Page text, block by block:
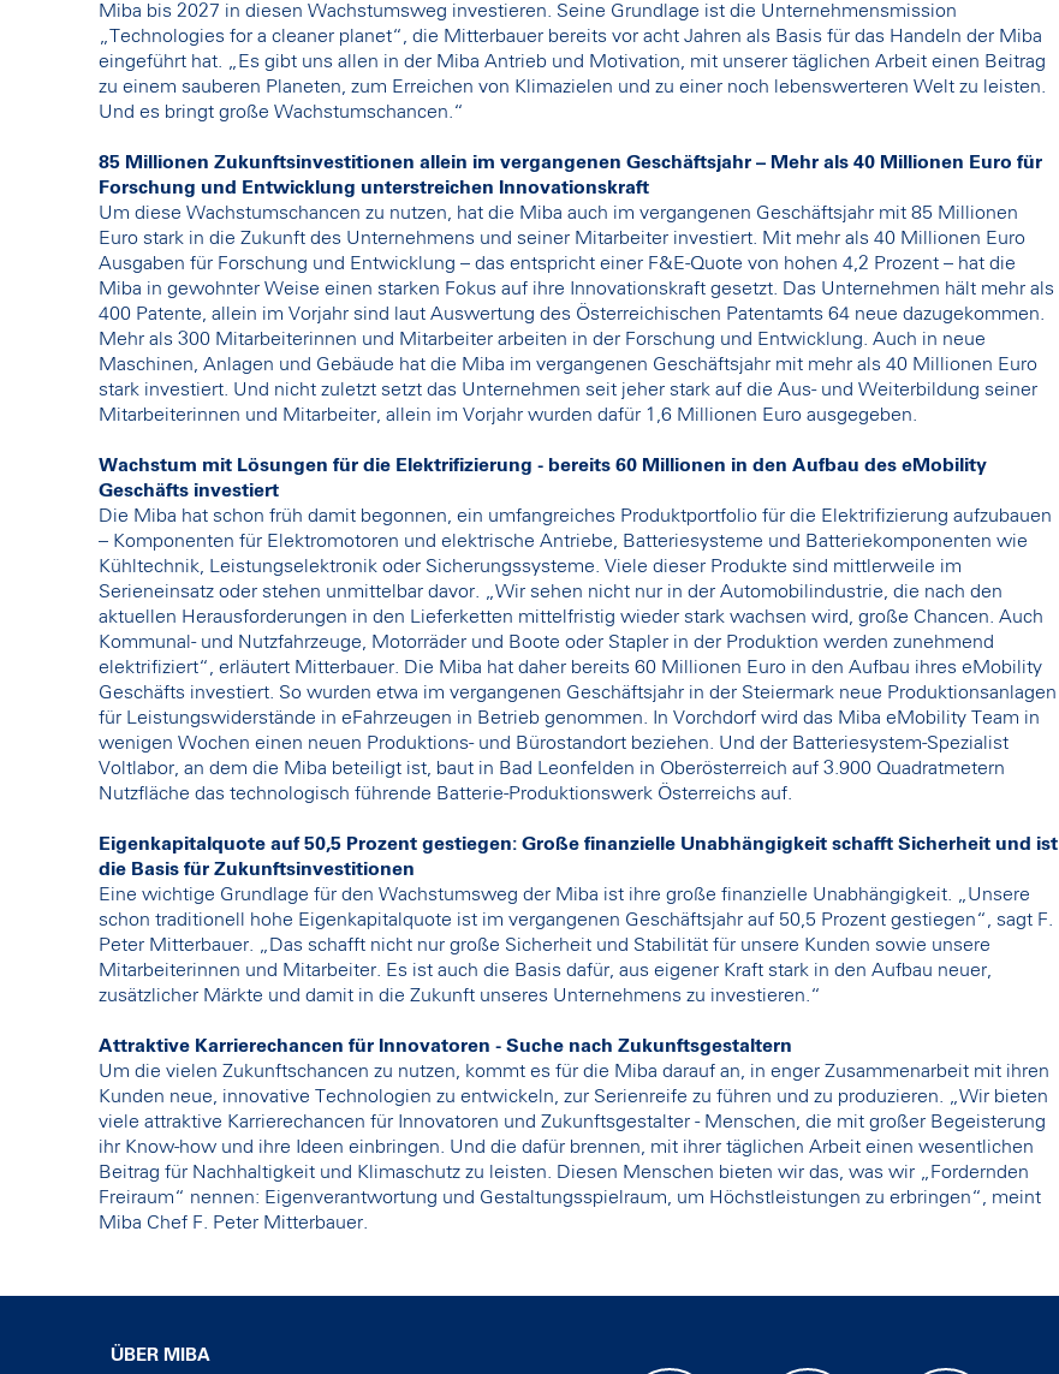
Miba bis 2027 in diesen Wachstumsweg investieren. Seine Grundlage ist die Unternehmensmission
„Technologies for a cleaner planet“, die Mitterbauer bereits vor acht Jahren als Basis für das Handeln der Miba
eingeführt hat. „Es gibt uns allen in der Miba Antrieb und Motivation, mit unserer täglichen Arbeit einen Beitrag
zu einem sauberen Planeten, zum Erreichen von Klimazielen und zu einer noch lebenswerteren Welt zu leisten.
Und es bringt große Wachstumschancen.“
85 Millionen Zukunftsinvestitionen allein im vergangenen Geschäftsjahr – Mehr als 40 Millionen Euro für
Forschung und Entwicklung unterstreichen Innovationskraft
Um diese Wachstumschancen zu nutzen, hat die Miba auch im vergangenen Geschäftsjahr mit 85 Millionen
Euro stark in die Zukunft des Unternehmens und seiner Mitarbeiter investiert. Mit mehr als 40 Millionen Euro
Ausgaben für Forschung und Entwicklung – das entspricht einer F&E-Quote von hohen 4,2 Prozent – hat die
Miba in gewohnter Weise einen starken Fokus auf ihre Innovationskraft gesetzt. Das Unternehmen hält mehr als
400 Patente, allein im Vorjahr sind laut Auswertung des Österreichischen Patentamts 64 neue dazugekommen.
Mehr als 300 Mitarbeiterinnen und Mitarbeiter arbeiten in der Forschung und Entwicklung. Auch in neue
Maschinen, Anlagen und Gebäude hat die Miba im vergangenen Geschäftsjahr mit mehr als 40 Millionen Euro
stark investiert. Und nicht zuletzt setzt das Unternehmen seit jeher stark auf die Aus- und Weiterbildung seiner
Mitarbeiterinnen und Mitarbeiter, allein im Vorjahr wurden dafür 1,6 Millionen Euro ausgegeben.
Wachstum mit Lösungen für die Elektrifizierung - bereits 60 Millionen in den Aufbau des eMobility
Geschäfts investiert
Die Miba hat schon früh damit begonnen, ein umfangreiches Produktportfolio für die Elektrifizierung aufzubauen
– Komponenten für Elektromotoren und elektrische Antriebe, Batteriesysteme und Batteriekomponenten wie
Kühltechnik, Leistungselektronik oder Sicherungssysteme. Viele dieser Produkte sind mittlerweile im
Serieneinsatz oder stehen unmittelbar davor. „Wir sehen nicht nur in der Automobilindustrie, die nach den
aktuellen Herausforderungen in den Lieferketten mittelfristig wieder stark wachsen wird, große Chancen. Auch
Kommunal- und Nutzfahrzeuge, Motorräder und Boote oder Stapler in der Produktion werden zunehmend
elektrifiziert“, erläutert Mitterbauer. Die Miba hat daher bereits 60 Millionen Euro in den Aufbau ihres eMobility
Geschäfts investiert. So wurden etwa im vergangenen Geschäftsjahr in der Steiermark neue Produktionsanlagen
für Leistungswiderstände in eFahrzeugen in Betrieb genommen. In Vorchdorf wird das Miba eMobility Team in
wenigen Wochen einen neuen Produktions- und Bürostandort beziehen. Und der Batteriesystem-Spezialist
Voltlabor, an dem die Miba beteiligt ist, baut in Bad Leonfelden in Oberösterreich auf 3.900 Quadratmetern
Nutzfläche das technologisch führende Batterie-Produktionswerk Österreichs auf.
Eigenkapitalquote auf 50,5 Prozent gestiegen: Große finanzielle Unabhängigkeit schafft Sicherheit und ist
die Basis für Zukunftsinvestitionen
Eine wichtige Grundlage für den Wachstumsweg der Miba ist ihre große finanzielle Unabhängigkeit. „Unsere
schon traditionell hohe Eigenkapitalquote ist im vergangenen Geschäftsjahr auf 50,5 Prozent gestiegen“, sagt F.
Peter Mitterbauer. „Das schafft nicht nur große Sicherheit und Stabilität für unsere Kunden sowie unsere
Mitarbeiterinnen und Mitarbeiter. Es ist auch die Basis dafür, aus eigener Kraft stark in den Aufbau neuer,
zusätzlicher Märkte und damit in die Zukunft unseres Unternehmens zu investieren.“
Attraktive Karrierechancen für Innovatoren - Suche nach Zukunftsgestaltern
Um die vielen Zukunftschancen zu nutzen, kommt es für die Miba darauf an, in enger Zusammenarbeit mit ihren
Kunden neue, innovative Technologien zu entwickeln, zur Serienreife zu führen und zu produzieren. „Wir bieten
viele attraktive Karrierechancen für Innovatoren und Zukunftsgestalter - Menschen, die mit großer Begeisterung
ihr Know-how und ihre Ideen einbringen. Und die dafür brennen, mit ihrer täglichen Arbeit einen wesentlichen
Beitrag für Nachhaltigkeit und Klimaschutz zu leisten. Diesen Menschen bieten wir das, was wir „Fordernden
Freiraum“ nennen: Eigenverantwortung und Gestaltungsspielraum, um Höchstleistungen zu erbringen“, meint
Miba Chef F. Peter Mitterbauer.
ÜBER MIBA